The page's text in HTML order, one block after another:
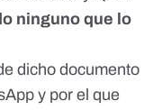
ninguno que lo
dicho documento
y por el que